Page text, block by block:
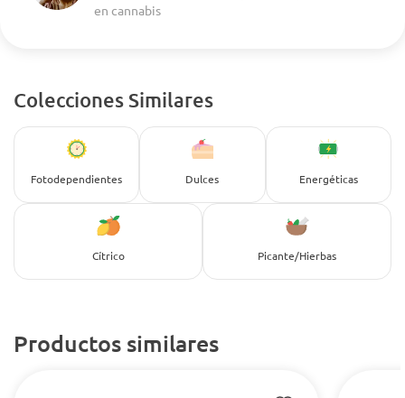
en cannabis
Colecciones Similares
Fotodependientes Dulces Energéticas
Cítrico Picante/Hierbas
Productos similares